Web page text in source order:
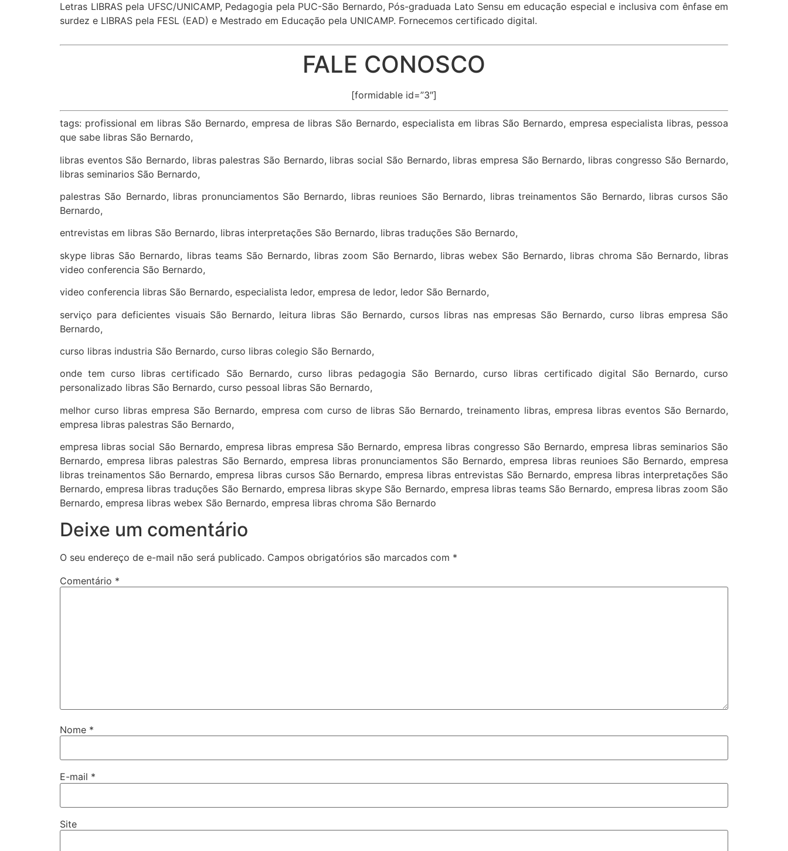
Letras LIBRAS pela UFSC/UNICAMP, Pedagogia pela PUC-São Bernardo, Pós-graduada Lato Sensu em educação especial e inclusiva com ênfase em
surdez e LIBRAS pela FESL (EAD) e Mestrado em Educação pela UNICAMP. Fornecemos certificado digital.
FALE CONOSCO
[formidable id=”3″]
tags: profissional em libras São Bernardo, empresa de libras São Bernardo, especialista em libras São Bernardo, empresa especialista libras, pessoa
que sabe libras São Bernardo,
libras eventos São Bernardo, libras palestras São Bernardo, libras social São Bernardo, libras empresa São Bernardo, libras congresso São Bernardo,
libras seminarios São Bernardo,
palestras São Bernardo, libras pronunciamentos São Bernardo, libras reunioes São Bernardo, libras treinamentos São Bernardo, libras cursos São
Bernardo,
entrevistas em libras São Bernardo, libras interpretações São Bernardo, libras traduções São Bernardo,
skype libras São Bernardo, libras teams São Bernardo, libras zoom São Bernardo, libras webex São Bernardo, libras chroma São Bernardo, libras
video conferencia São Bernardo,
video conferencia libras São Bernardo, especialista ledor, empresa de ledor, ledor São Bernardo,
serviço para deficientes visuais São Bernardo, leitura libras São Bernardo, cursos libras nas empresas São Bernardo, curso libras empresa São
Bernardo,
curso libras industria São Bernardo, curso libras colegio São Bernardo,
onde tem curso libras certificado São Bernardo, curso libras pedagogia São Bernardo, curso libras certificado digital São Bernardo, curso
personalizado libras São Bernardo, curso pessoal libras São Bernardo,
melhor curso libras empresa São Bernardo, empresa com curso de libras São Bernardo, treinamento libras, empresa libras eventos São Bernardo,
empresa libras palestras São Bernardo,
empresa libras social São Bernardo, empresa libras empresa São Bernardo, empresa libras congresso São Bernardo, empresa libras seminarios São
Bernardo, empresa libras palestras São Bernardo, empresa libras pronunciamentos São Bernardo, empresa libras reunioes São Bernardo, empresa
libras treinamentos São Bernardo, empresa libras cursos São Bernardo, empresa libras entrevistas São Bernardo, empresa libras interpretações São
Bernardo, empresa libras traduções São Bernardo, empresa libras skype São Bernardo, empresa libras teams São Bernardo, empresa libras zoom São
Bernardo, empresa libras webex São Bernardo, empresa libras chroma São Bernardo
Deixe um comentário
O seu endereço de e-mail não será publicado. Campos obrigatórios são marcados com *
Comentário *
Nome *
E-mail *
Site